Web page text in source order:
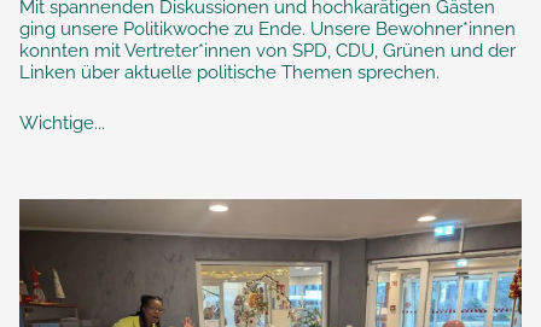
Mit spannenden Diskussionen und hochkarätigen Gästen
ging unsere Politikwoche zu Ende. Unsere Bewohner*innen
konnten mit Vertreter*innen von SPD, CDU, Grünen und der
Linken über aktuelle politische Themen sprechen.
Wichtige...